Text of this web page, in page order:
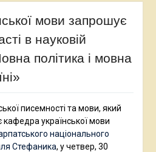
мови запрошує
в науковій
політика і мовна
писемності та мови, який
кафедра української мови
національного
Стефаника, у четвер, 30